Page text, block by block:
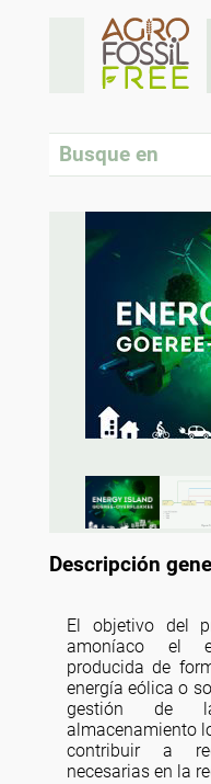
Descripción
El objetivo del
amoníaco el
producida de
energía eólica o
gestión de
almacenamiento
contribuir a
necesarias en la